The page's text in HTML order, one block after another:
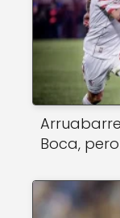
Boca, pero